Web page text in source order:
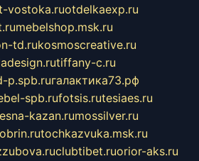
vostoka.ruotdelkaexp.ru
mebelshop.msk.ru
td.rukosmoscreative.ru
tiffany-c.ru
p.spb.ruгалактика73.рф
spb.rufotsis.rutesiaes.ru
kazan.rumossilver.ru
tochkazvuka.msk.ru
clubtibet.ruorior-aks.ru